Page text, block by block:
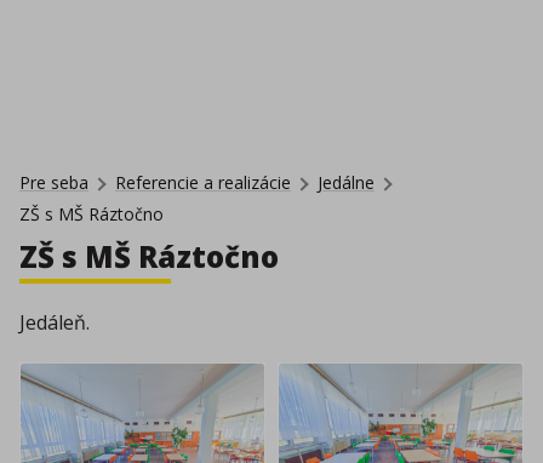
Pre seba Referencie a realizácie
Jedálne
ZŠ s MŠ Ráztočno
ZŠ s MŠ Ráztočno
Jedáleň.